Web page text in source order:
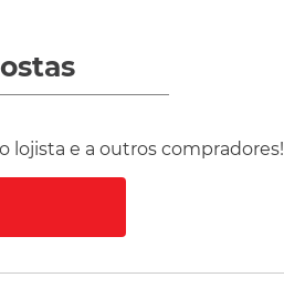
lojista e a outros compradores!